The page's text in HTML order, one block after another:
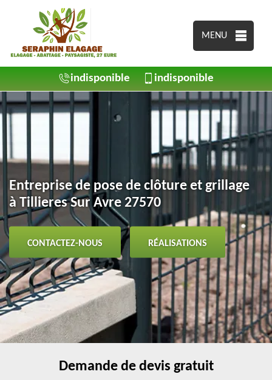
MENU
indisponible indisponible
Entreprise de pose de clôture et grillage
à Tillieres Sur Avre 27570
CONTACTEZ-NOUS RÉALISATIONS
Demande de devis gratuit